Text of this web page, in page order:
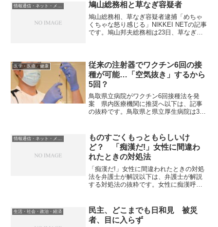
情報通信・ネット・メディア 鳩山総務相と草なぎ容疑者
鳩山総務相、草なぎ容疑者逮捕「めちゃ
くちゃな怒り感じる」NIKKEI NETの記事
です。鳩山邦夫総務相は23日、草なぎ剛
ためのメーン...
医学・医療・健康
従来の注射器でワクチン6回の接
種が可能…「空気抜き」するから
5回？
鳥取県立病院がワクチン6回接種法を発
案 県内医療機関に推奨へ以下は、記事
の抜粋です。鳥取県と県立厚生病院は3月
いる米ファイザー社製の新型コロナウイ
ルスワクチンについ...
情報通信・ネット・メディア
ものすごくもっともらしいけ
ど？ 「痴漢だ!」女性に間違わ
れたときの対処法
「痴漢だ!」女性に間違われたときの対処
法を弁護士が解説以下は、弁護士が解説
する対処法の抜粋です。女性に痴漢呼ば
す」と何度も繰り返し主張する。これは
後で「当初は弁明しなか...
生活・社会・政治・経済
民主、どこまでも日和見 被災
者、目に入らず